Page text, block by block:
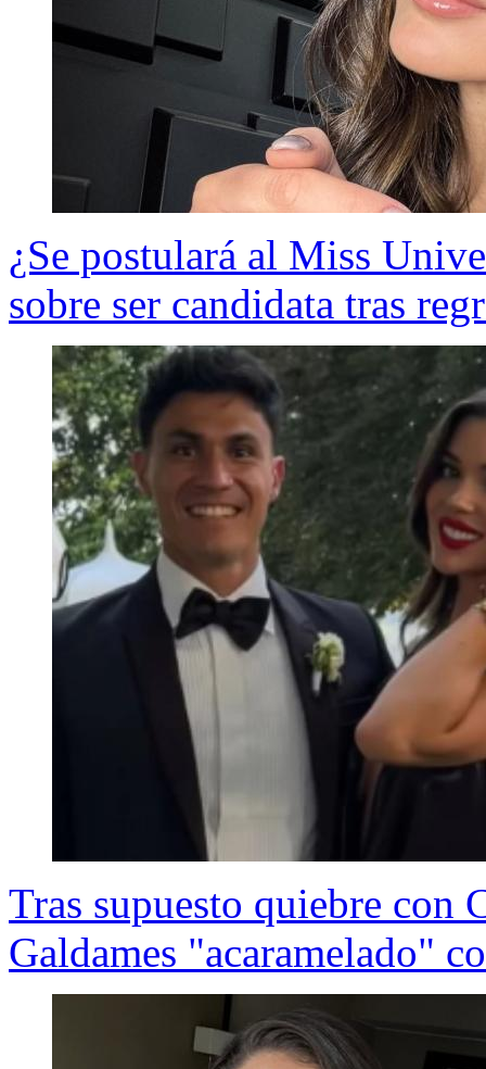
¿Se postulará al Miss
sobre ser candidata tras
Tras supuesto quiebre con
Galdames "acaramelado"